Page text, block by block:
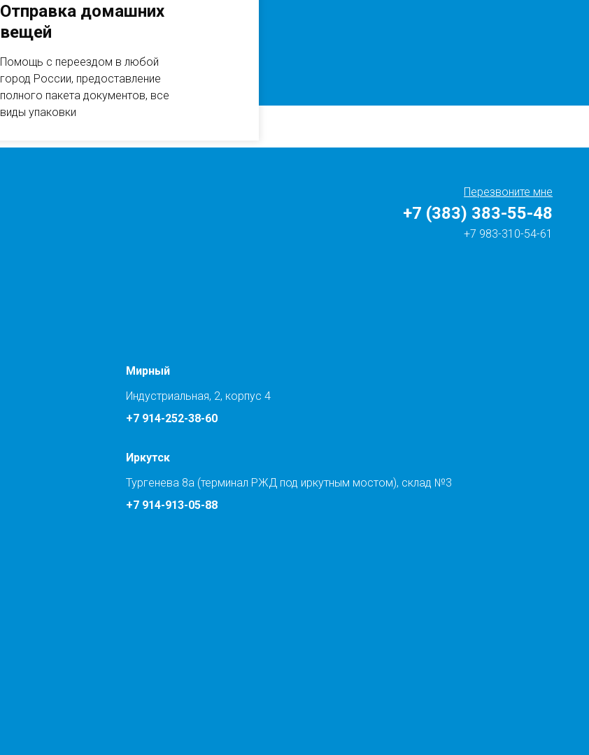
Отправка домашних
вещей
Помощь с переездом в любой
город России, предоставление
полного пакета документов, все
виды упаковки
Перезвоните мне
+7 (383) 383-55-48
+7 983-310-54-61
Мирный
Индустриальная, 2, корпус 4
+7 914-252-38-60
Иркутск
Тургенева 8а (терминал РЖД под иркутным мостом), склад №3
+7 914-913-05-88